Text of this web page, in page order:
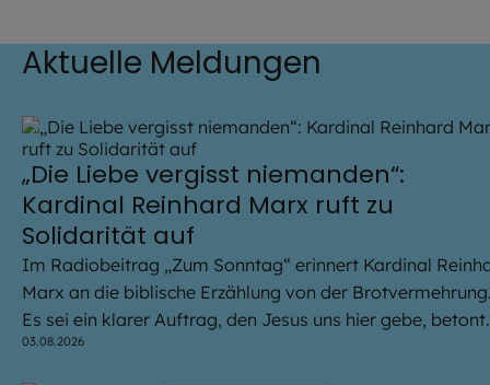
Aktuelle Meldungen
„Die Liebe vergisst niemanden“:
Kardinal Reinhard Marx ruft zu
Solidarität auf
Im Radiobeitrag „Zum Sonntag“ erinnert Kardinal
Marx an die biblische Erzählung von der
Es sei ein klarer Auftrag, den Jesus uns hier gebe, betont
der Erzbischof von München und Freising.
03.08.2026